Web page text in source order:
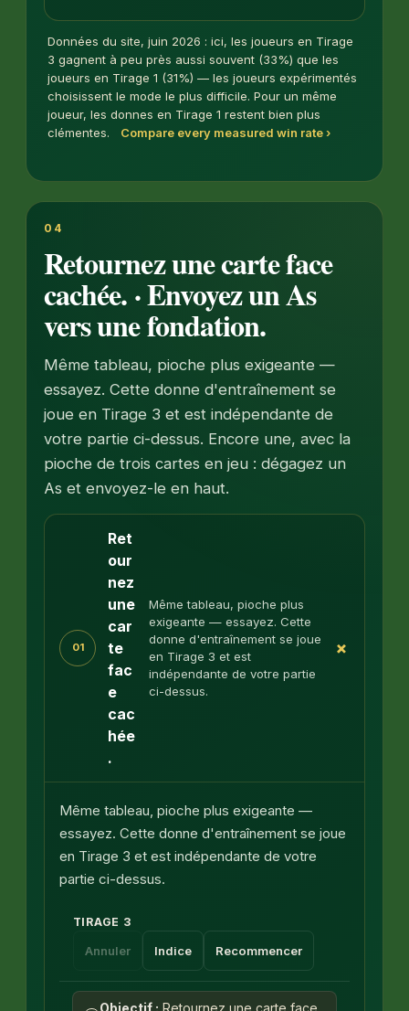
Données du site, juin 2026 : ici, les joueurs en Tirage
3 gagnent à peu près aussi souvent (33%) que les
joueurs en Tirage 1 (31%) — les joueurs expérimentés
choisissent le mode le plus difficile. Pour un même
joueur, les donnes en Tirage 1 restent bien plus
clémentes.
Compare every measured win rate ›
04
Retournez une carte face
cachée. · Envoyez un As
vers une fondation.
Même tableau, pioche plus exigeante —
essayez. Cette donne d'entraînement se
joue en Tirage 3 et est indépendante de
votre partie ci-dessus. Encore une, avec la
pioche de trois cartes en jeu : dégagez un
As et envoyez-le en haut.
01
Ret
our
nez
une
car
te
fac
e
cac
hée
.
Même tableau, pioche plus
exigeante — essayez. Cette
donne d'entraînement se joue
en Tirage 3 et est
indépendante de votre partie
ci-dessus.
+
Même tableau, pioche plus exigeante —
essayez. Cette donne d'entraînement se joue
en Tirage 3 et est indépendante de votre
partie ci-dessus.
TIRAGE 3
Annuler Indice Recommencer
Objectif : Retournez une carte face